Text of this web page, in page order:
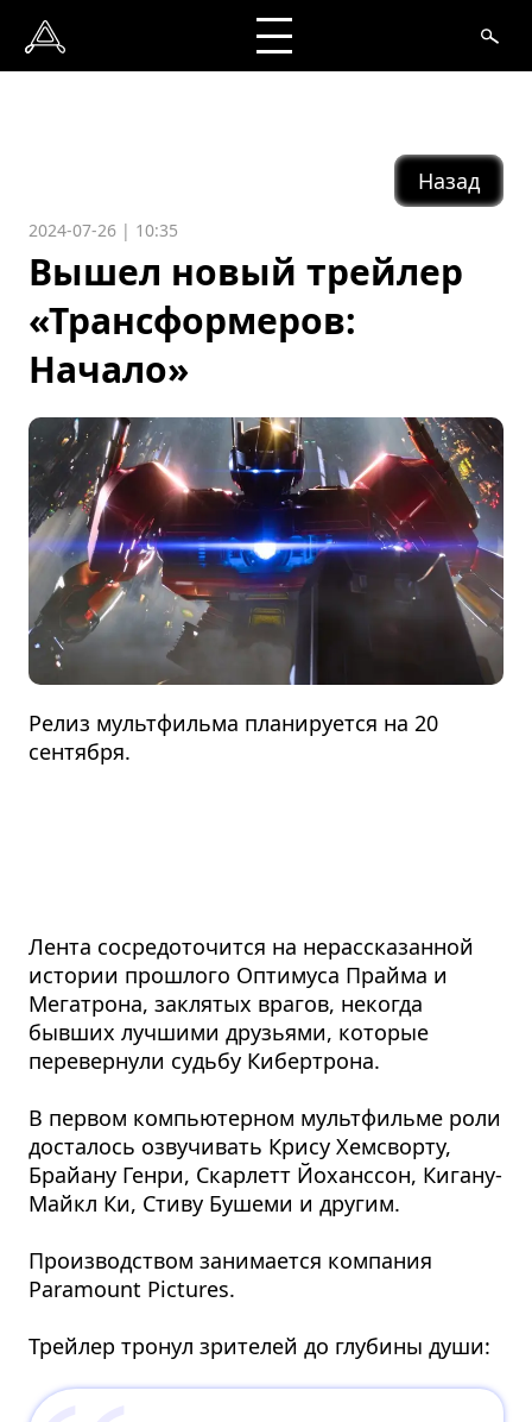
Назад
2024-07-26 | 10:35
Вышел новый трейлер
«Трансформеров:
Начало»
Релиз мультфильма планируется на 20
сентября.
Лента сосредоточится на нерассказанной
истории прошлого Оптимуса Прайма и
Мегатрона, заклятых врагов, некогда
бывших лучшими друзьями, которые
перевернули судьбу Кибертрона.
В первом компьютерном мультфильме роли
досталось озвучивать Крису Хемсворту,
Брайану Генри, Скарлетт Йоханссон, Кигану-
Майкл Ки, Стиву Бушеми и другим.
Производством занимается компания
Paramount Pictures.
Трейлер тронул зрителей до глубины души: